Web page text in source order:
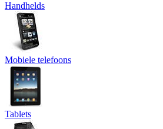
Handhelds
Mobiele telefoons
Tablets